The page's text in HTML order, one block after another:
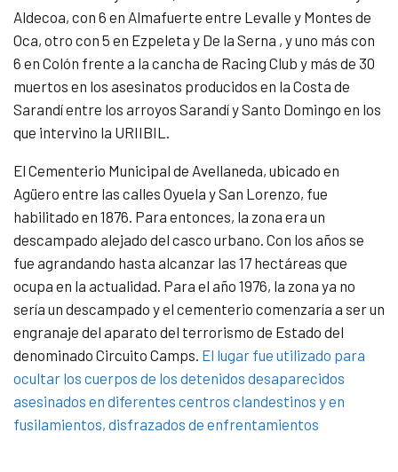
Aldecoa, con 6 en Almafuerte entre Levalle y Montes de
Oca, otro con 5 en Ezpeleta y De la Serna , y uno más con
6 en Colón frente a la cancha de Racing Club y más de 30
muertos en los asesinatos producidos en la Costa de
Sarandí entre los arroyos Sarandí y Santo Domingo en los
que intervino la URIIBIL.
El Cementerio Municipal de Avellaneda, ubicado en
Agüero entre las calles Oyuela y San Lorenzo, fue
habilitado en 1876. Para entonces, la zona era un
descampado alejado del casco urbano. Con los años se
fue agrandando hasta alcanzar las 17 hectáreas que
ocupa en la actualidad. Para el año 1976, la zona ya no
sería un descampado y el cementerio comenzaría a ser un
engranaje del aparato del terrorismo de Estado del
denominado Circuito Camps. El lugar fue utilizado para
ocultar los cuerpos de los detenidos desaparecidos
asesinados en diferentes centros clandestinos y en
fusilamientos, disfrazados de enfrentamientos